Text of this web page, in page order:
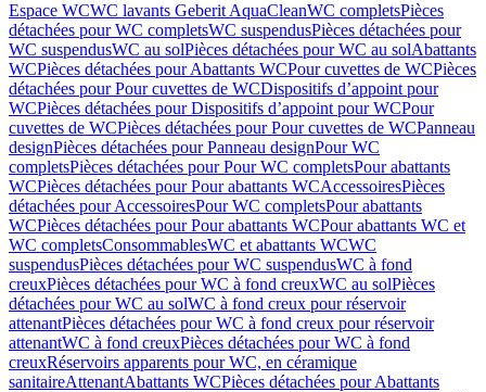
Espace WCWC lavants Geberit AquaCleanWC completsPièces
détachées pour WC completsWC suspendusPièces détachées pour
WC suspendusWC au solPièces détachées pour WC au solAbattants
WCPièces détachées pour Abattants WCPour cuvettes de WCPièces
détachées pour Pour cuvettes de WCDispositifs d’appoint pour
WCPièces détachées pour Dispositifs d’appoint pour WCPour
cuvettes de WCPièces détachées pour Pour cuvettes de WCPanneau
designPièces détachées pour Panneau designPour WC
completsPièces détachées pour Pour WC completsPour abattants
WCPièces détachées pour Pour abattants WCAccessoiresPièces
détachées pour AccessoiresPour WC completsPour abattants
WCPièces détachées pour Pour abattants WCPour abattants WC et
WC completsConsommablesWC et abattants WCWC
suspendusPièces détachées pour WC suspendusWC à fond
creuxPièces détachées pour WC à fond creuxWC au solPièces
détachées pour WC au solWC à fond creux pour réservoir
attenantPièces détachées pour WC à fond creux pour réservoir
attenantWC à fond creuxPièces détachées pour WC à fond
creuxRéservoirs apparents pour WC, en céramique
sanitaireAttenantAbattants WCPièces détachées pour Abattants